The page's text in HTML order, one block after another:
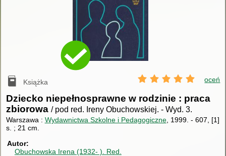
Książka oceń
Dziecko niepełnosprawne w rodzinie : praca
zbiorowa / pod red. Ireny Obuchowskiej. - Wyd. 3.
Warszawa : Wydawnictwa Szkolne i Pedagogiczne, 1999. - 607, [1]
s. ; 21 cm.
Autor
Obuchowska Irena (1932- ). Red.